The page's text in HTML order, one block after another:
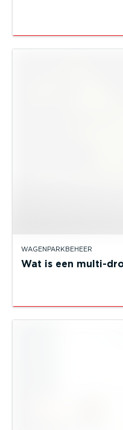
WAGENPARKBEHEER
Wat is een multi-